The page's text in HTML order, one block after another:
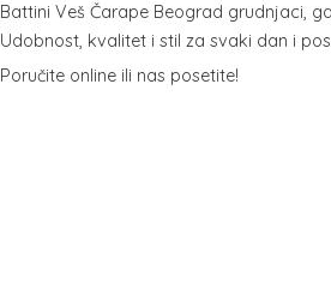
Battini Veš Čarape Beograd grudnjaci,
Udobnost, kvalitet i stil za svaki dan i
Poručite online ili nas posetite!